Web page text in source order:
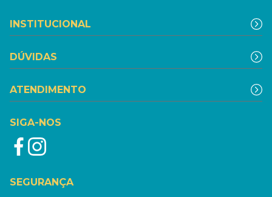
INSTITUCIONAL
DÚVIDAS
ATENDIMENTO
SIGA-NOS
SEGURANÇA